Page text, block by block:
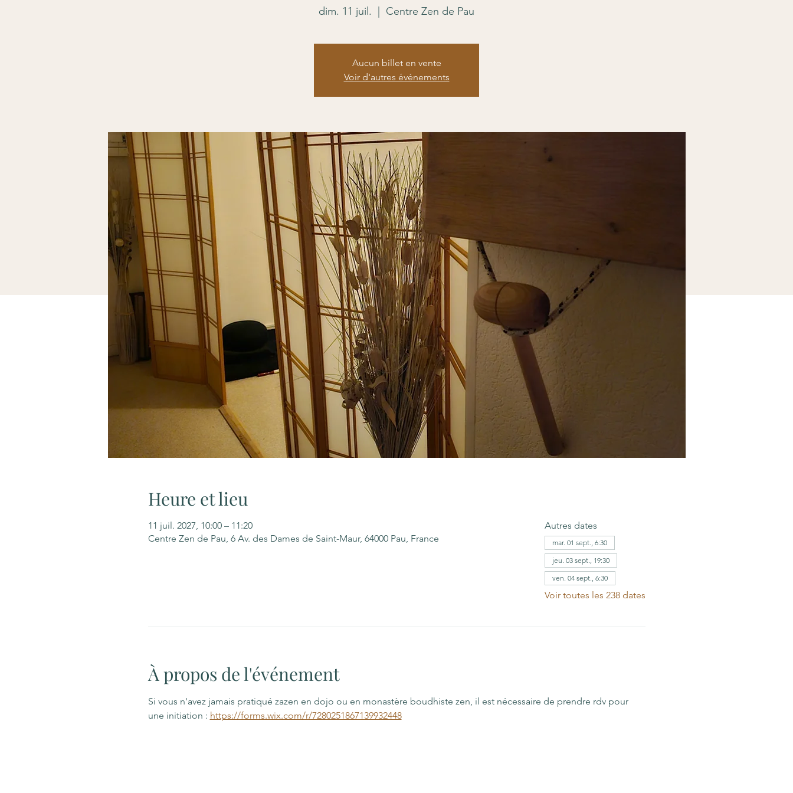
dim. 11 juil. Centre Zen de Pau
Aucun billet en vente
Voir d'autres événements
Heure et lieu
11 juil. 2027, 10:00 – 11:20
Centre Zen de Pau, 6 Av. des Dames de Saint-Maur, 64000 Pau, France
Autres dates
mar. 01 sept., 6:30
jeu. 03 sept., 19:30
ven. 04 sept., 6:30
Voir toutes les 238 dates
À propos de l'événement
Si vous n'avez jamais pratiqué zazen en dojo ou en monastère boudhiste zen, il est nécessaire de prendre rdv pour
une initiation : https://forms.wix.com/r/7280251867139932448